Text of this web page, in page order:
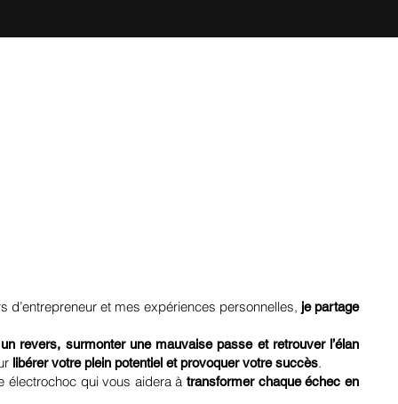
d’entrepreneur et mes expériences personnelles, je partage
revers, surmonter une mauvaise passe et retrouver l’élan
libérer votre plein potentiel et provoquer votre succès.
électrochoc qui vous aidera àtransformer chaque échec en